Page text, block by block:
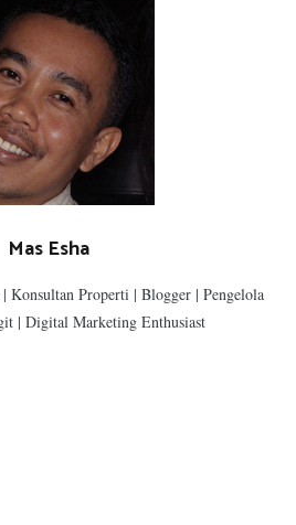
Mas Esha
Properti | Blogger | Pengelola
| Digital Marketing Enthusiast